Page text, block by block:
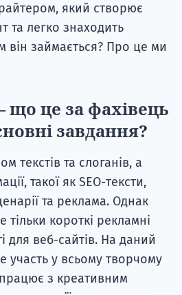
який створює
та легко знаходить
він займається? Про це ми
що це за фахівець
завдання?
текстів та слоганів, а
такої як SEO-тексти,
та реклама. Однак
короткі рекламні
для веб-сайтів. На даний
участь у всьому творчому
з креативним